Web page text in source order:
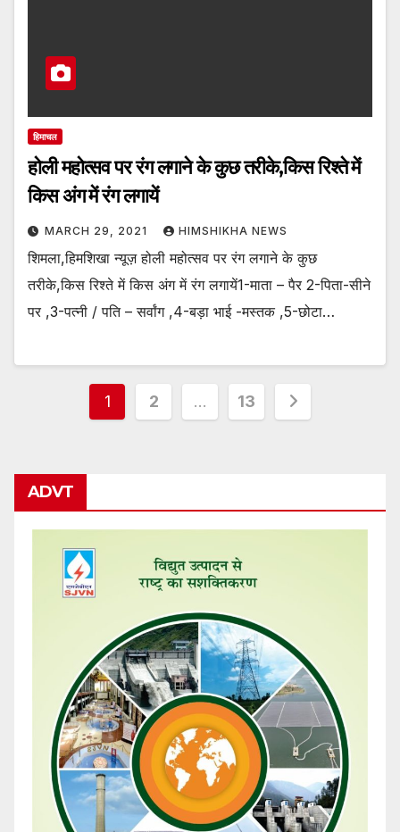
हिमाचल
होली महोत्सव पर रंग लगाने के कुछ तरीके,किस रिश्ते में
किस अंग में रंग लगायें
MARCH 29, 2021 HIMSHIKHA NEWS
शिमला,हिमशिखा न्यूज़ होली महोत्सव पर रंग लगाने के कुछ
तरीके,किस रिश्ते में किस अंग में रंग लगायें1-माता – पैर 2-पिता-सीने
पर ,3-पत्नी / पति – सर्वांग ,4-बड़ा भाई -मस्तक ,5-छोटा…
Posts
1 2 … 13
ADVT